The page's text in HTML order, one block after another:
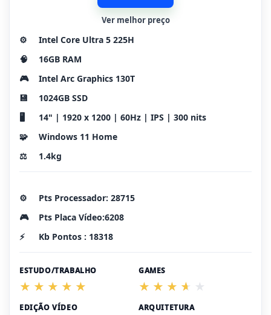
Ver melhor preço
⚙️
Intel Core Ultra 5 225H
🧠
16GB RAM
🎮
Intel Arc Graphics 130T
💾
1024GB SSD
🖥️
14" | 1920 x 1200 | 60Hz | IPS | 300 nits
🧩
Windows 11 Home
⚖️
1.4kg
⚙️
Pts Processador: 28715
🎮
Pts Placa Vídeo:6208
⚡
Kb Pontos : 18318
ESTUDO/TRABALHO GAMES
EDIÇÃO VÍDEO ARQUITETURA